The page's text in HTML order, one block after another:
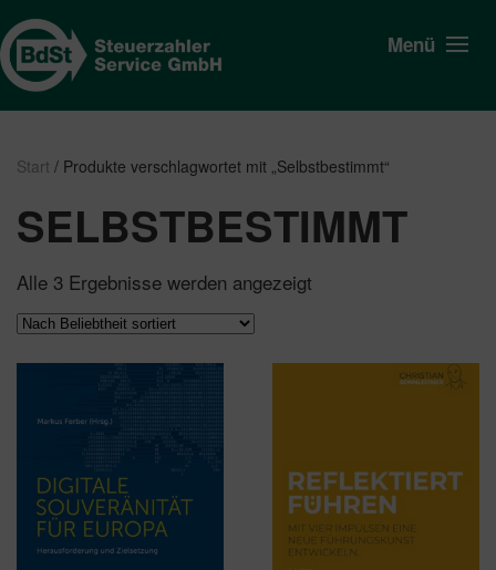
Menü
Start / Produkte verschlagwortet mit „Selbstbestimmt“
SELBSTBESTIMMT
Alle 3 Ergebnisse werden angezeigt